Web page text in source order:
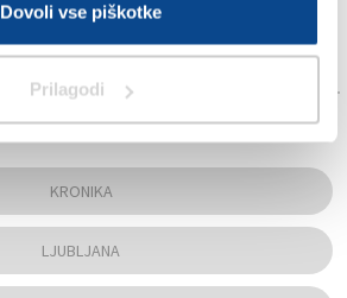
Dovoli vse piškotke
Prilagodi
KRONIKA
LJUBLJANA